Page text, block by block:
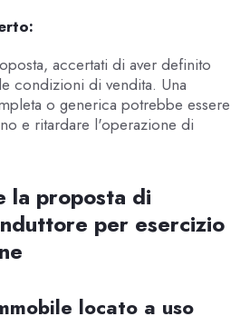
accertati di aver definito
condizioni di vendita. Una
o generica potrebbe essere
e ritardare l'operazione di
la proposta di
per esercizio
locato a uso